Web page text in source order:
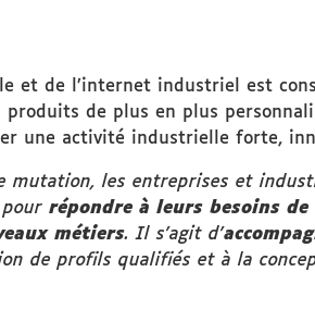
et de l’internet industriel est
de plus en plus
une activité industrielle forte,
mutation, les entreprises et
pour répondre à leurs besoins de
métiers. Il s'agit d'
de profils qualifiés et à la